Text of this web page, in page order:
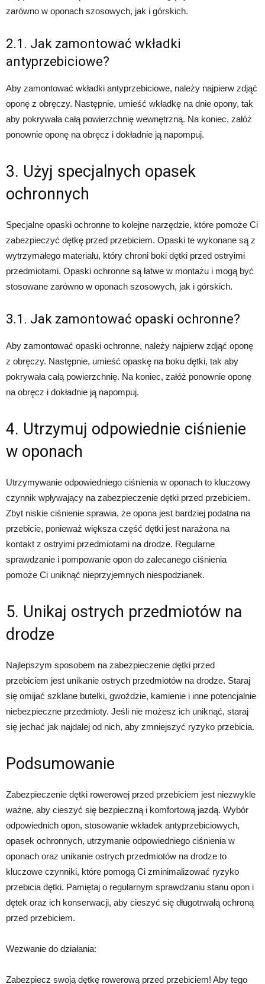
zarówno w oponach szosowych, jak i górskich.
2.1. Jak zamontować wkładki
antyprzebiciowe?
Aby zamontować wkładki antyprzebiciowe, należy najpierw zdjąć
oponę z obręczy. Następnie, umieść wkładkę na dnie opony, tak
aby pokrywała całą powierzchnię wewnętrzną. Na koniec, załóż
ponownie oponę na obręcz i dokładnie ją napompuj.
3. Użyj specjalnych opasek
ochronnych
Specjalne opaski ochronne to kolejne narzędzie, które pomoże Ci
zabezpieczyć dętkę przed przebiciem. Opaski te wykonane są z
wytrzymałego materiału, który chroni boki dętki przed ostryimi
przedmiotami. Opaski ochronne są łatwe w montażu i mogą być
stosowane zarówno w oponach szosowych, jak i górskich.
3.1. Jak zamontować opaski ochronne?
Aby zamontować opaski ochronne, należy najpierw zdjąć oponę
z obręczy. Następnie, umieść opaskę na boku dętki, tak aby
pokrywała całą powierzchnię. Na koniec, załóż ponownie oponę
na obręcz i dokładnie ją napompuj.
4. Utrzymuj odpowiednie ciśnienie
w oponach
Utrzymywanie odpowiedniego ciśnienia w oponach to kluczowy
czynnik wpływający na zabezpieczenie dętki przed przebiciem.
Zbyt niskie ciśnienie sprawia, że opona jest bardziej podatna na
przebicie, ponieważ większa część dętki jest narażona na
kontakt z ostryimi przedmiotami na drodze. Regularne
sprawdzanie i pompowanie opon do zalecanego ciśnienia
pomoże Ci uniknąć nieprzyjemnych niespodzianek.
5. Unikaj ostrych przedmiotów na
drodze
Najlepszym sposobem na zabezpieczenie dętki przed
przebiciem jest unikanie ostrych przedmiotów na drodze. Staraj
się omijać szklane butelki, gwoździe, kamienie i inne potencjalnie
niebezpieczne przedmioty. Jeśli nie możesz ich uniknąć, staraj
się jechać jak najdalej od nich, aby zmniejszyć ryzyko przebicia.
Podsumowanie
Zabezpieczenie dętki rowerowej przed przebiciem jest niezwykle
ważne, aby cieszyć się bezpieczną i komfortową jazdą. Wybór
odpowiednich opon, stosowanie wkładek antyprzebiciowych,
opasek ochronnych, utrzymanie odpowiedniego ciśnienia w
oponach oraz unikanie ostrych przedmiotów na drodze to
kluczowe czynniki, które pomogą Ci zminimalizować ryzyko
przebicia dętki. Pamiętaj o regularnym sprawdzaniu stanu opon i
dętek oraz ich konserwacji, aby cieszyć się długotrwałą ochroną
przed przebiciem.
Wezwanie do działania:
Zabezpiecz swoją dętkę rowerową przed przebiciem! Aby tego